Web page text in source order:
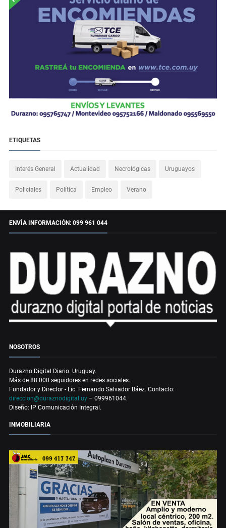
ETIQUETAS
Interés General Actualidad Necrológicas Uruguayos
Policiales Política Empleo Verano
ENVÍA INFORMACIÓN: 099 961 044
NOSOTROS
Durazno Digital Diario. Uruguay.
Más de 88.000 seguidores en redes sociales.
Fundador y Director - Lic. Fernando Salvador Báez. Contacto:
direccion@duraznodigital.uy – 099961044.
Diseño: IP Comunicación Integral.
INMOBILIARIA